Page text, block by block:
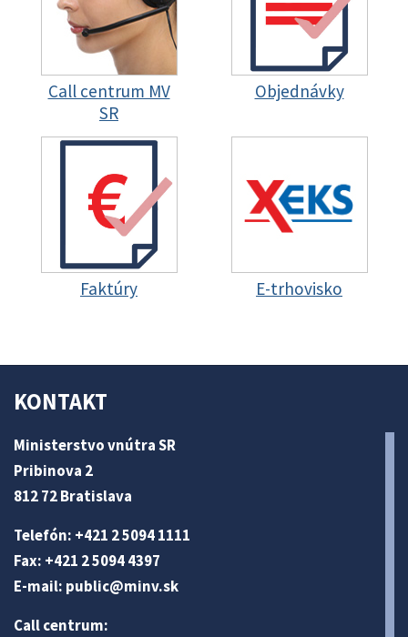
Call centrum MV
SR
Objednávky
Faktúry E-trhovisko
KONTAKT
Ministerstvo vnútra SR
Pribinova 2
812 72 Bratislava
Telefón: +421 2 5094 1111
Fax: +421 2 5094 4397
E-mail: public@minv.sk
Call centrum: